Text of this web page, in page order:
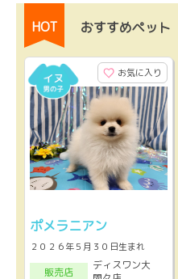
HOT おすすめペット
お気に入り
ポメラニアン
２０２６年５月３０日生まれ
販売店
ディスワン大